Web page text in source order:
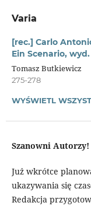
Varia
[rec.] Carlo
Ein Scenario, wyd.
Tomasz Butkiewicz
275-278
WYŚWIETL
Szanowni Autorzy!
Już wkrótce
ukazywania się
Redakcja